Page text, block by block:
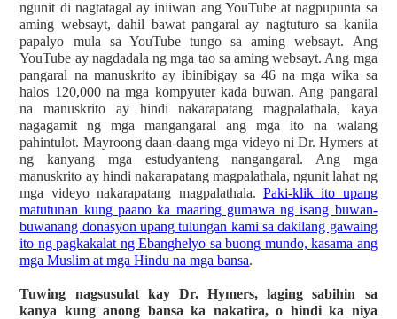
ngunit di nagtatagal ay iniiwan ang YouTube at nagpupunta sa
aming websayt, dahil bawat pangaral ay nagtuturo sa kanila
papalyo mula sa YouTube tungo sa aming websayt. Ang
YouTube ay nagdadala ng mga tao sa aming websayt. Ang mga
pangaral na manuskrito ay ibinibigay sa 46 na mga wika sa
halos 120,000 na mga kompyuter kada buwan. Ang pangaral
na manuskrito ay hindi nakarapatang magpalathala, kaya
nagagamit ng mga mangangaral ang mga ito na walang
pahintulot. Mayroong daan-daang mga videyo ni Dr. Hymers at
ng kanyang mga estudyanteng nangangaral. Ang mga
manuskrito ay hindi nakarapatang magpalathala, ngunit lahat ng
mga videyo nakarapatang magpalathala. Paki-klik ito upang
matutunan kung paano ka maaring gumawa ng isang buwan-
buwanang donasyon upang tulungan kami sa dakilang gawaing
ito ng pagkakalat ng Ebanghelyo sa buong mundo, kasama ang
mga Muslim at mga Hindu na mga bansa.
Tuwing nagsusulat kay Dr. Hymers, laging sabihin sa
kanya kung anong bansa ka nakatira, o hindi ka niya